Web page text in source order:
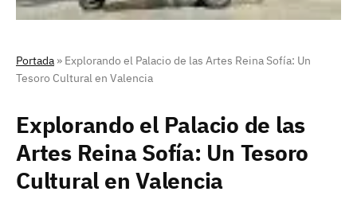
Portada » Explorando el Palacio de las Artes Reina Sofía: Un
Tesoro Cultural en Valencia
Explorando el Palacio de las
Artes Reina Sofía: Un Tesoro
Cultural en Valencia